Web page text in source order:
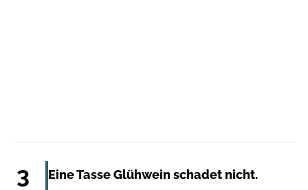
3
Eine Tasse Glühwein schadet nicht.